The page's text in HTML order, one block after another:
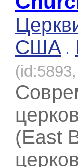
США
(East